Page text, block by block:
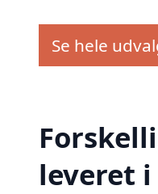
Se hele
leveret